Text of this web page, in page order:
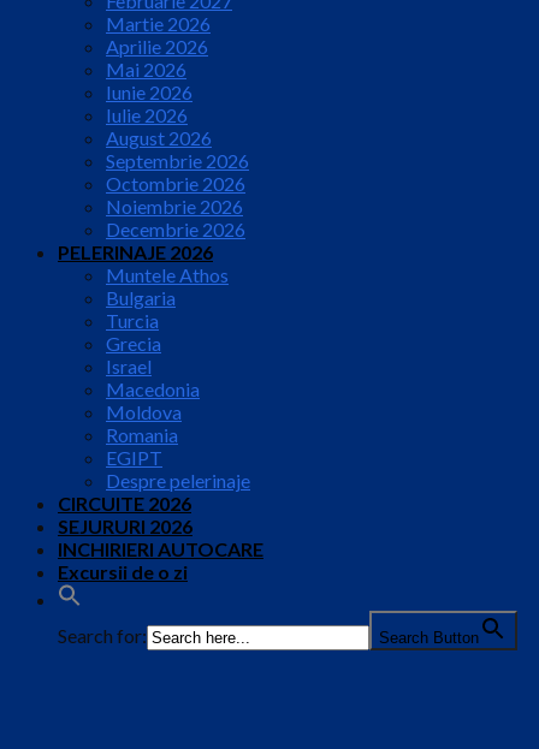
Martie 2026
Aprilie 2026
Mai 2026
Iunie 2026
Iulie 2026
August 2026
Septembrie 2026
Octombrie 2026
Noiembrie 2026
Decembrie 2026
PELERINAJE 2026
Muntele Athos
Bulgaria
Turcia
Grecia
Israel
Macedonia
Moldova
Romania
EGIPT
Despre pelerinaje
CIRCUITE 2026
SEJURURI 2026
INCHIRIERI AUTOCARE
Excursii de o zi
Search for: Search Button